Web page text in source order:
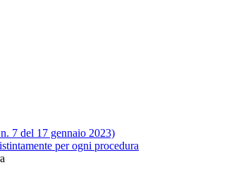
7 del 17 gennaio 2023)
per ogni procedura